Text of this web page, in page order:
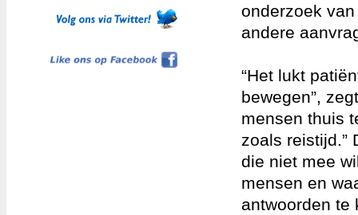
onderzoek
andere
“Het lukt
bewegen”,
mensen thuis
zoals reistijd.”
die niet mee
mensen en
antwoorden te